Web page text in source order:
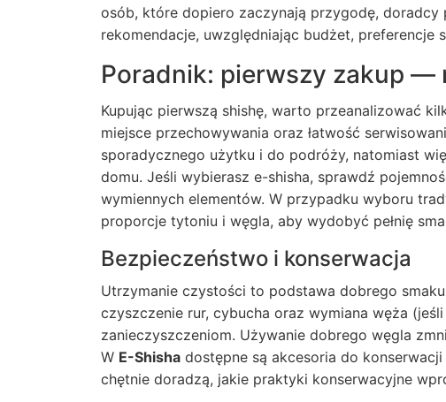
osób, które dopiero zaczynają przygodę, doradcy
rekomendacje, uwzględniając budżet, preferencje
Poradnik: pierwszy zakup —
Kupując pierwszą shishę, warto przeanalizować
miejsce przechowywania oraz łatwość
sporadycznego użytku i do podróży, natomiast
domu. Jeśli wybierasz e-shisha, sprawdź
wymiennych elementów. W przypadku wyboru
proporcje tytoniu i węgla, aby wydobyć pełnię
Bezpieczeństwo i konserwacja
Utrzymanie czystości to podstawa dobrego
czyszczenie rur, cybucha oraz wymiana węża
zanieczyszczeniom. Używanie dobrego węgla
W E-Shisha dostępne są akcesoria do
chętnie doradzą, jakie praktyki konserwacyjne